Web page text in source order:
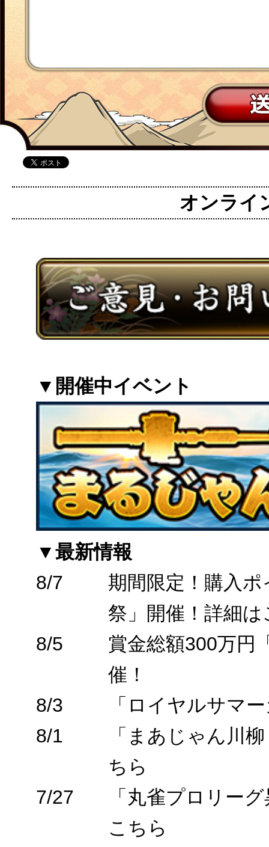
オンライ
▼開催中イベント
▼最新情報
8/7
期間限定！購入
祭」開催！詳細は
8/5
賞金総額300万円
催！
8/3
「ロイヤルサマ
8/1
「まあじゃん川
ちら
7/27
「丸雀プロリー
こちら